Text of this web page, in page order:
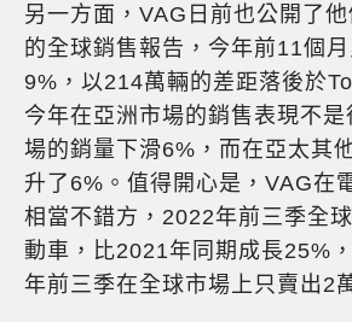
另一方面，VAG日前也公開了
的全球銷售報告，今年前11個
9%，以214萬輛的差距落後於
今年在亞洲市場的銷售表現不
場的銷量下滑6%，而在亞太其
升了6%。值得開心是，VAG在
相當不錯方，2022年前三季全
動車，比2021年同期成長25%
年前三季在全球市場上只賣出2